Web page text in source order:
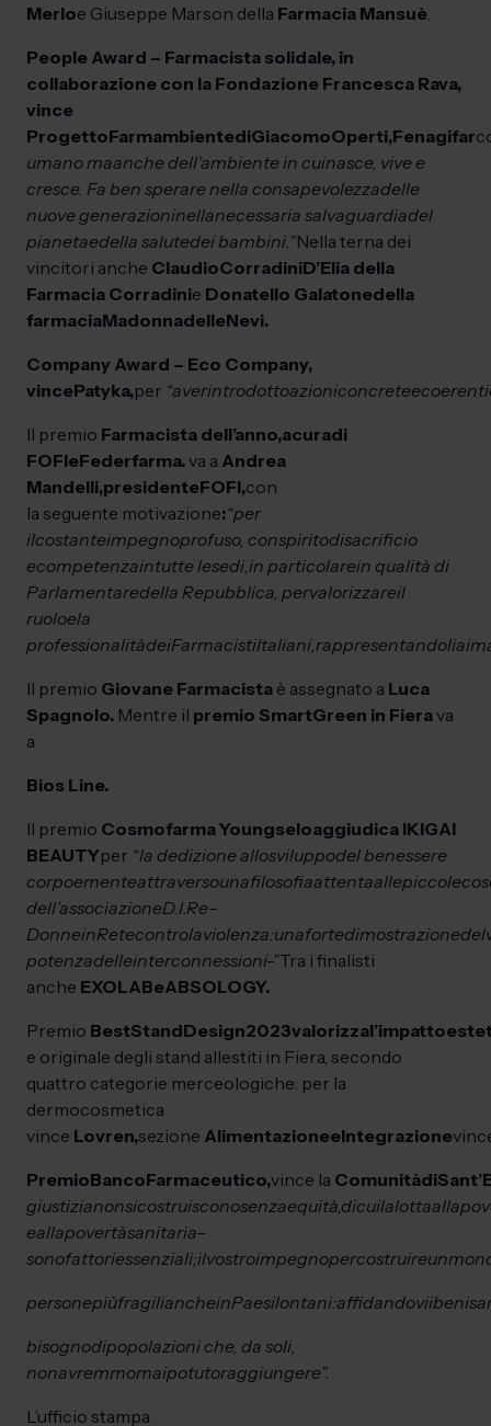
Merloe Giuseppe Marson della Farmacia Mansuè
People Award – Farmacista solidale, in
collaborazione con la Fondazione Francesca Rava,
vince
ProgettoFarmambientediGiacomoOperti,Fenagifar
umano maanche dell’ambiente in cuinasce, vive e
cresce. Fa ben sperare nella consapevolezzadelle
nuove generazioninellanecessaria salvaguardiadel
pianetaedella salutedei bambini.”Nella terna dei
vincitori anche ClaudioCorradiniD’Elia della
Farmacia Corradinie Donatello Galatonedella
farmaciaMadonnadelleNevi.
Company Award – Eco Company,
vincePatyka,per “averintrodottoazioniconcreteecoerenti
Il premio Farmacista dell’anno,acuradi
FOFIeFederfarma.va a Andrea
Mandelli,presidenteFOFI,con
la seguente motivazione:“per
ilcostanteimpegnoprofuso, conspiritodisacrificio
ecompetenzaintutte lesedi, in particolarein qualità di
Parlamentaredella Repubblica, pervalorizzareil
ruoloela
professionalitàdeiFarmacistiItaliani, rappresentandoliai
Il premio Giovane Farmacista è assegnato a Luca
Spagnolo. Mentre il premio SmartGreen in Fierava
a
Bios Line.
Il premio Cosmofarma Youngseloaggiudica IKIGAI
BEAUTYper “la dedizione allosviluppodel benessere
corpoementeattraversounafilosofiaattentaallepiccole
dell’associazioneD.I.Re–
DonneinRetecontrolaviolenza:unafortedimostrazionedel
potenzadelleinterconnessioni-”Tra i finalisti
anche EXOLABeABSOLOGY.
Premio BestStandDesign2023valorizzal’impatto
e originale degli stand allestiti in Fiera, secondo
quattro categorie merceologiche: per la
dermocosmetica
vince Lovren,sezione AlimentazioneeIntegrazione
PremioBancoFarmaceutico,vince la Comunitàdi
giustizianonsicostruisconosenzaequità, dicuilalottaalla
eallapovertàsanitaria–
sonofattoriessenziali;ilvostroimpegnopercostruireun
personepiùfragiliancheinPaesilontani:affidandoviibeni
bisognodipopolazioni che, da soli,
nonavremmomaipotutoraggiungere”.
L’ufficio stampa